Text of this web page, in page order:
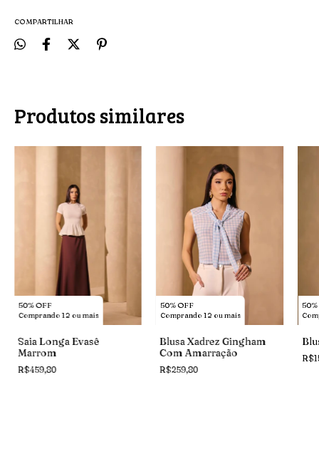
COMPARTILHAR
Produtos similares
50% OFF
Comprando 12 ou mais
Saia Longa Evasê
Marrom
R$459,80
50% OFF
Comprando 12 ou mais
Blusa Xadrez Gingham
Com Amarração
R$259,80